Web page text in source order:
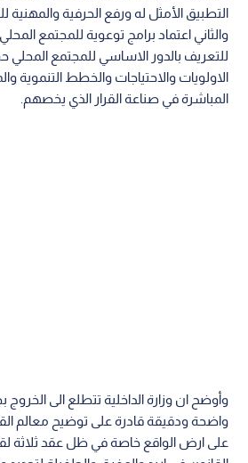
التطبيق الأمثل له ورفع الحرفية والمهنية
والثاني اعتماد برامج توعوية للمجتمع
للتعريف بالدور الاساسي للمجتمع المحلي
الاولويات والاحتياجات والخطط التنموية
المباشرة في صناعة القرار الذي يخصهم.
وأوضح ان وزارة الداخلية تتطلع الى
واضحة ودقيقة قادرة على توضيح معالم
على ارض الواقع خاصة في ظل عقد ثلاثة